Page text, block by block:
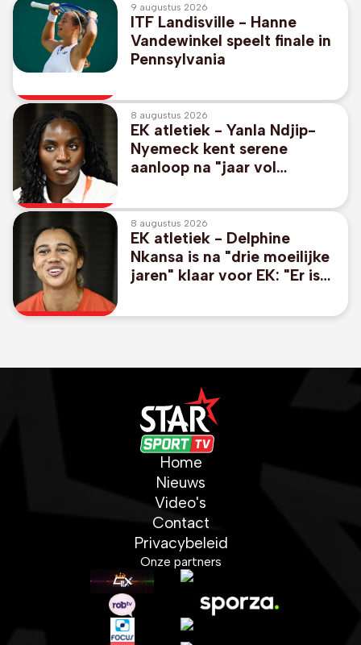
9 augustus 2026
ITF Landisville - Hanne
Vandewinkel speelt finale in
Pennsylvania
8 augustus 2026
EK atletiek - Yanla Ndjip-
Nyemeck kent serene
aanloop na "jaar vol
8 augustus 2026
EK atletiek - Delphine
Nkansa is na "drie moeilijke
jaren" klaar voor EK: "Er is
Home
Nieuws
Video's
Contact
Privacybeleid
Onze partners